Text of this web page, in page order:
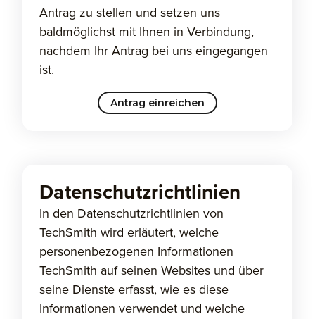
Antrag zu stellen und setzen uns
baldmöglichst mit Ihnen in Verbindung,
nachdem Ihr Antrag bei uns eingegangen
ist.
Antrag einreichen
Datenschutzrichtlinien
In den Datenschutzrichtlinien von
TechSmith wird erläutert, welche
personenbezogenen Informationen
TechSmith auf seinen Websites und über
seine Dienste erfasst, wie es diese
Informationen verwendet und welche